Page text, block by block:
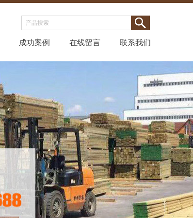
成功案例 在线留言 联系我们